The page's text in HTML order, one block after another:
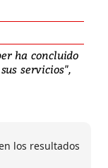
ha concluido
servicios",
los resultados